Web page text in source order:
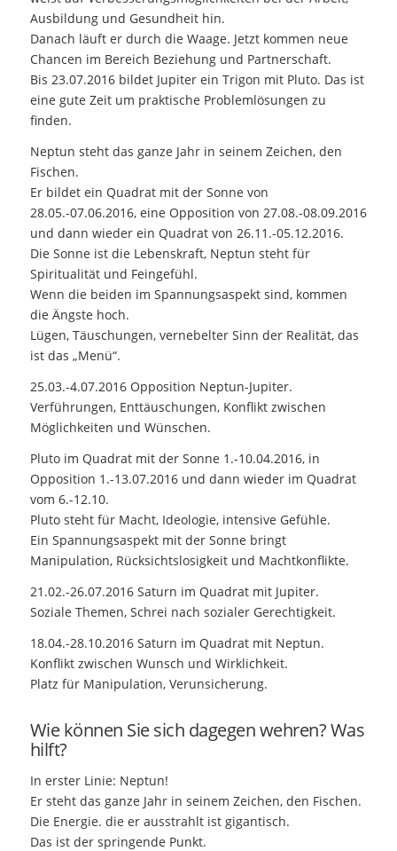
Ausbildung und Gesundheit hin.
Danach läuft er durch die Waage. Jetzt kommen neue
Chancen im Bereich Beziehung und Partnerschaft.
Bis 23.07.2016 bildet Jupiter ein Trigon mit Pluto. Das ist
eine gute Zeit um praktische Problemlösungen zu
finden.
Neptun steht das ganze Jahr in seinem Zeichen, den
Fischen.
Er bildet ein Quadrat mit der Sonne von
28.05.-07.06.2016, eine Opposition von 27.08.-08.09.2016
und dann wieder ein Quadrat von 26.11.-05.12.2016.
Die Sonne ist die Lebenskraft, Neptun steht für
Spiritualität und Feingefühl.
Wenn die beiden im Spannungsaspekt sind, kommen
die Ängste hoch.
Lügen, Täuschungen, vernebelter Sinn der Realität, das
ist das „Menü“.
25.03.-4.07.2016 Opposition Neptun-Jupiter.
Verführungen, Enttäuschungen, Konflikt zwischen
Möglichkeiten und Wünschen.
Pluto im Quadrat mit der Sonne 1.-10.04.2016, in
Opposition 1.-13.07.2016 und dann wieder im Quadrat
vom 6.-12.10.
Pluto steht für Macht, Ideologie, intensive Gefühle.
Ein Spannungsaspekt mit der Sonne bringt
Manipulation, Rücksichtslosigkeit und Machtkonflikte.
21.02.-26.07.2016 Saturn im Quadrat mit Jupiter.
Soziale Themen, Schrei nach sozialer Gerechtigkeit.
18.04.-28.10.2016 Saturn im Quadrat mit Neptun.
Konflikt zwischen Wunsch und Wirklichkeit.
Platz für Manipulation, Verunsicherung.
Wie können Sie sich dagegen wehren? Was
hilft?
In erster Linie: Neptun!
Er steht das ganze Jahr in seinem Zeichen, den Fischen.
Die Energie. die er ausstrahlt ist gigantisch.
Das ist der springende Punkt.